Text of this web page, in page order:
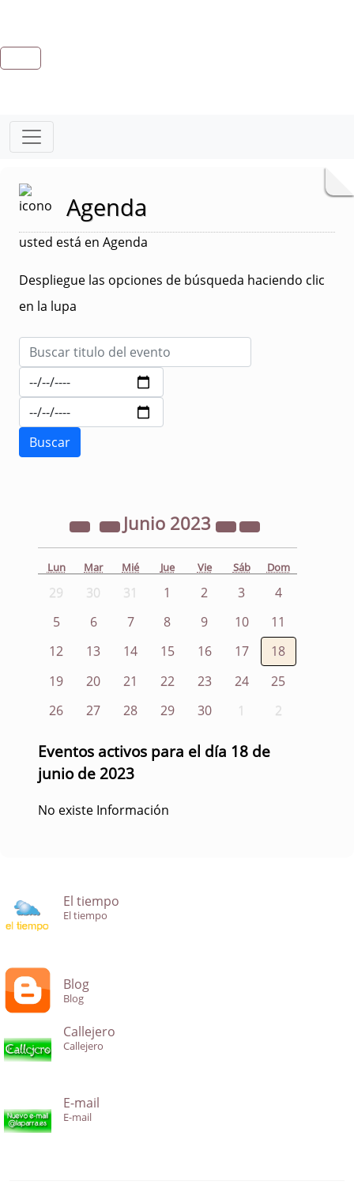
Agenda
usted está en Agenda
Despliegue las opciones de búsqueda haciendo clic
en la lupa
Junio 2023
Lun Mar Mié Jue Vie Sáb Dom
29 30 31 1 2 3
4
5
6 7 8 9 10
11
12
13 14 15 16 17
18
19
20 21 22 23 24
25
26
27 28 29 30 1 2
Eventos activos para el día 18 de
junio de 2023
No existe Información
El tiempo
El tiempo
Blog
Blog
Callejero
Callejero
E-mail
E-mail